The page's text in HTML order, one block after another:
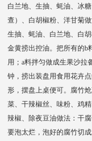
白兰地、生抽、蚝油、冰
查）、白胡椒粉、洋甘菊
生抽、蚝油、白兰地、白
金黄捞出控油。把所有的b
用；a料拌匀做成生果沙拉
钟，捞出装盘用食用花卉
形，摆盘上桌便可。腐竹
菜、干辣椒丝、味粉、鸡
辣椒、除夜豆油做法：干
要泡太烂，泡好的腐竹切